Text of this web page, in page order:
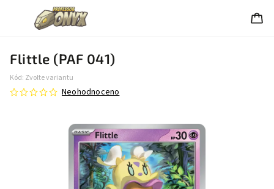
Flittle (PAF 041)
Kód: Zvolte variantu
Neohodnoceno